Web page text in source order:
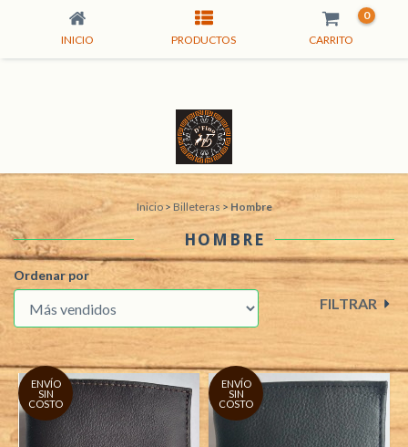
INICIO PRODUCTOS CARRITO
0
Inicio > Billeteras > Hombre
HOMBRE
Ordenar por
FILTRAR
ENVÍO
SIN
COSTO
ENVÍO
SIN
COSTO